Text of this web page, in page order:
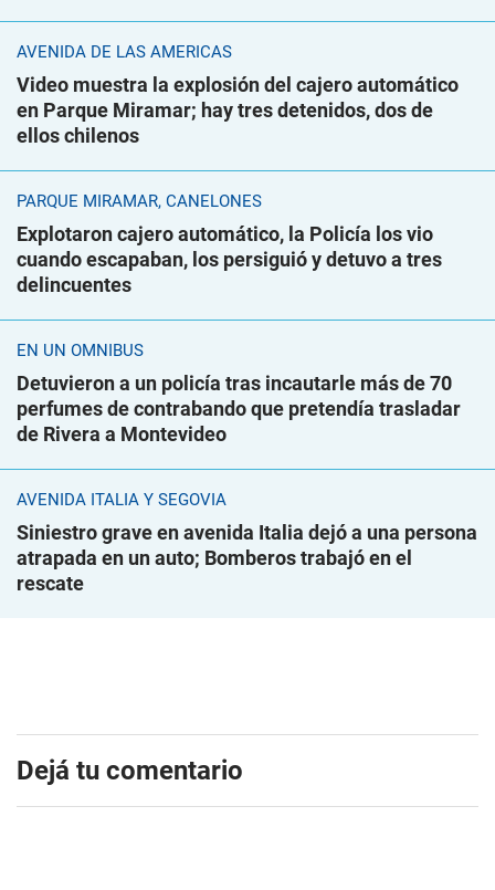
AVENIDA DE LAS AMÉRICAS
Video muestra la explosión del cajero automático
en Parque Miramar; hay tres detenidos, dos de
ellos chilenos
PARQUE MIRAMAR, CANELONES
Explotaron cajero automático, la Policía los vio
cuando escapaban, los persiguió y detuvo a tres
delincuentes
EN UN ÓMNIBUS
Detuvieron a un policía tras incautarle más de 70
perfumes de contrabando que pretendía trasladar
de Rivera a Montevideo
AVENIDA ITALIA Y SEGOVIA
Siniestro grave en avenida Italia dejó a una persona
atrapada en un auto; Bomberos trabajó en el
rescate
Dejá tu comentario